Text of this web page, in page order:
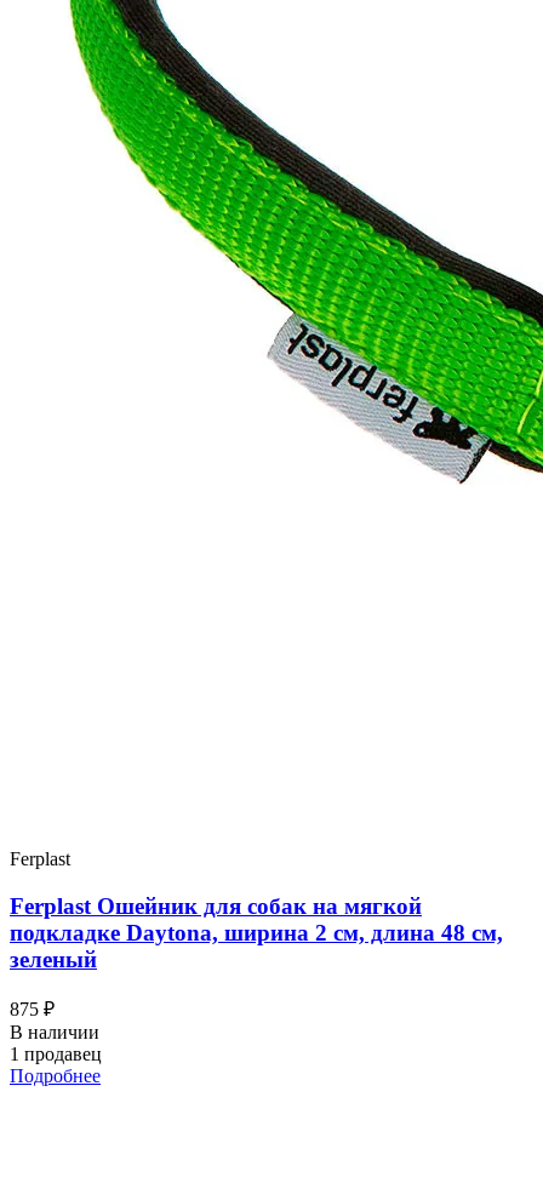
Ferplast
Ferplast Ошейник для собак на мягкой
подкладке Daytona, ширина 2 см, длина 48 см,
зеленый
875 ₽
В наличии
1 продавец
Подробнее